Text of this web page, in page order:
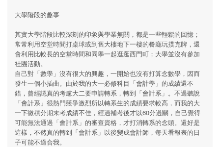
大學階段的趣事
其實大學階段比較深刻的印象與學業無關，都是一些輕鬆的回憶；
常常利用空堂時間打桌球或到舊大樓地下一樓的餐廳玩撲克牌，還
會利用比較長的空堂時間和同學一起逛逛西門町；大學並沒有參加
社團活動。
自己對「數學」沒有很大的興趣，一開始也沒有打算念數學，因而
發生一個小插曲。由於我的大一必修科目「會計學」的成績還不
錯，曾經認真的考慮大二要申請轉系，轉到「會計系」。不過聽說
「會計系」很熱門競爭激烈所以轉系生的成績要求較高，而我的大
一下微積分期末考成績不佳，經過補考後才以60分過關，自己覺得
可能無法通過「會計系」的審查資格，才打消轉系的念頭。還好是
這樣，不然真的轉到「會計系」以後變成會計師，每天看報表的日
子可能不適合我。